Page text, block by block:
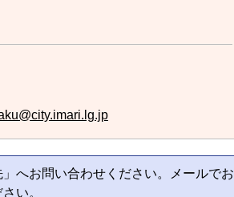
へお問い合わせください。メールでお
い。